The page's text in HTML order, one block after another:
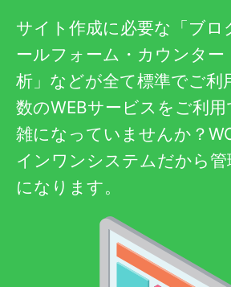
サイト作成に必要な「ブロ
ールフォーム・カウンター
析」などが全て標準でご利
数のWEBサービスをご利
雑になっていませんか？
インワンシステムだから
になります。